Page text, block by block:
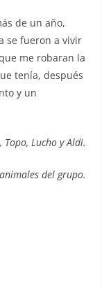
dI
n
y
de un año,
se fueron a vivir
me robaran la
tenía, después
y un
Topo, Lucho y Aldi.
del grupo.